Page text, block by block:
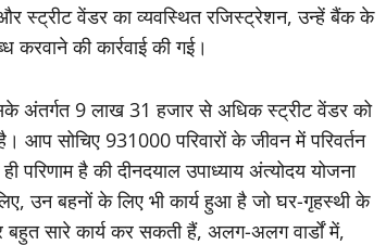
स्ट्रीट वेंडर का व्यवस्थित रजिस्ट्रेशन, उन्हें बैंक के
की कार्रवाई की गई।
अंतर्गत 9 लाख 31 हजार से अधिक स्ट्रीट वेंडर को
सोचिए 931000 परिवारों के जीवन में परिवर्तन
है की दीनदयाल उपाध्याय अंत्योदय योजना
उन बहनों के लिए भी कार्य हुआ है जो घर-गृहस्थी के
सारे कार्य कर सकती हैं, अलग-अलग वार्डों में,